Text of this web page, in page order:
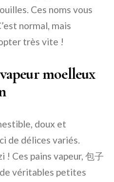
Ces noms vous
normal, mais
très vite !
moelleux
doux et
de délices variés.
! Ces pains vapeur, 包子
véritables petites